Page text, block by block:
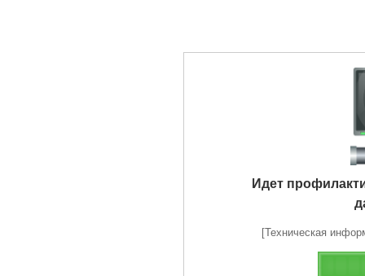
Идет
[Техническая